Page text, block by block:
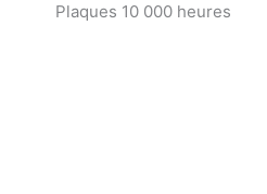
Plaques 10 000 heures